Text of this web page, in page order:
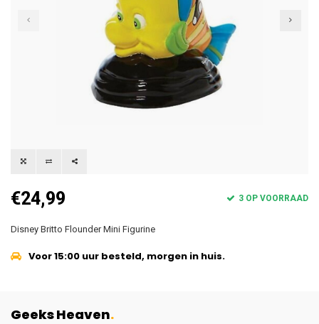
€24,99 3 OP VOORRAAD
Disney Britto Flounder Mini Figurine
Voor 15:00 uur besteld, morgen in huis.
Geeks Heaven.